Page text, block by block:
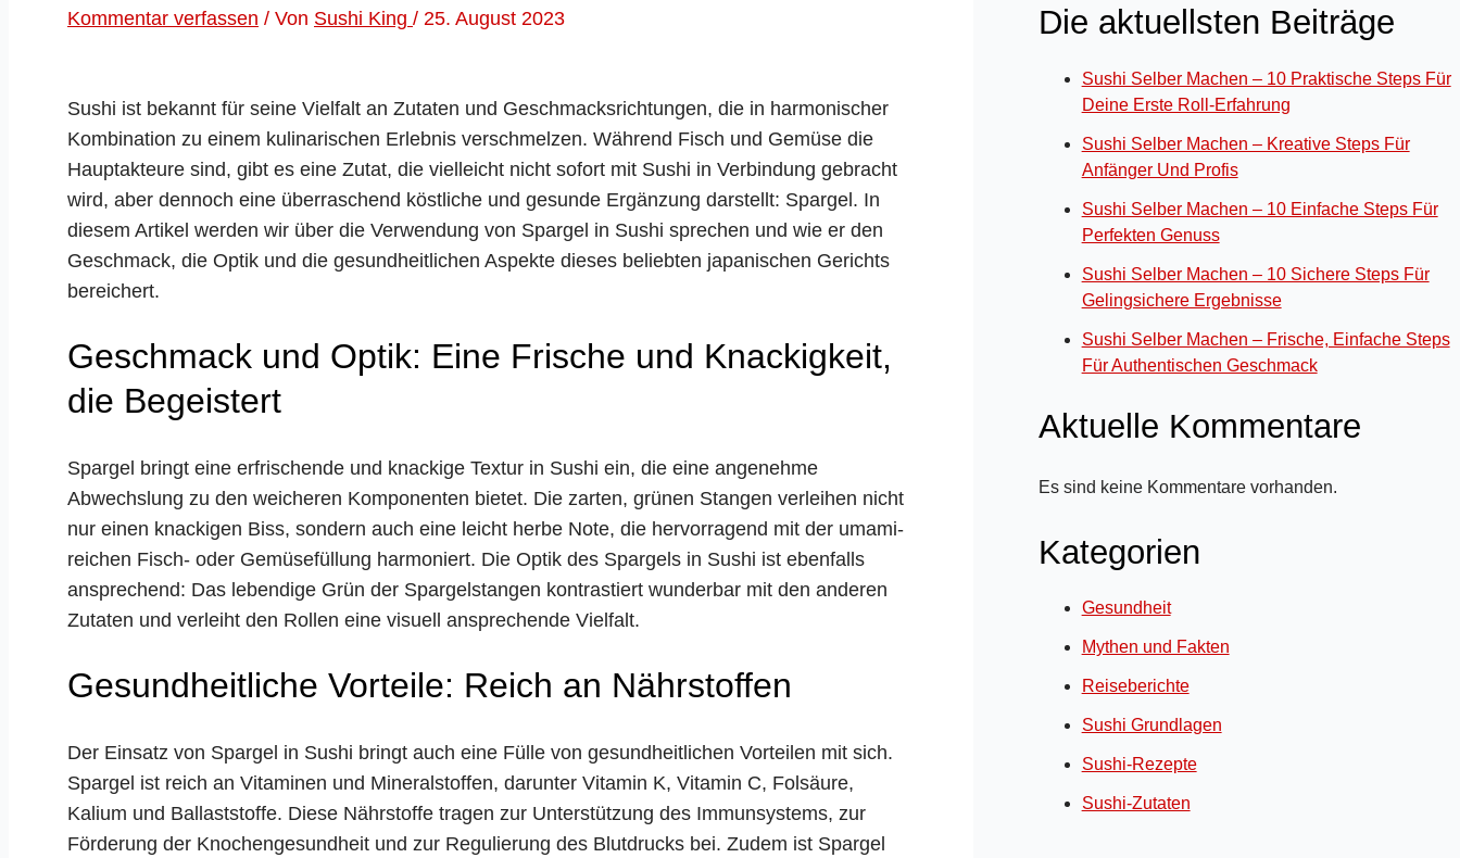
Kommentar verfassen / Von Sushi King / 25. August 2023
Sushi ist bekannt für seine Vielfalt an Zutaten und Geschmacksrichtungen, die in harmonischer
Kombination zu einem kulinarischen Erlebnis verschmelzen. Während Fisch und Gemüse die
Hauptakteure sind, gibt es eine Zutat, die vielleicht nicht sofort mit Sushi in Verbindung gebracht
wird, aber dennoch eine überraschend köstliche und gesunde Ergänzung darstellt: Spargel. In
diesem Artikel werden wir über die Verwendung von Spargel in Sushi sprechen und wie er den
Geschmack, die Optik und die gesundheitlichen Aspekte dieses beliebten japanischen Gerichts
bereichert.
Geschmack und Optik: Eine Frische und Knackigkeit,
die Begeistert
Spargel bringt eine erfrischende und knackige Textur in Sushi ein, die eine angenehme
Abwechslung zu den weicheren Komponenten bietet. Die zarten, grünen Stangen verleihen nicht
nur einen knackigen Biss, sondern auch eine leicht herbe Note, die hervorragend mit der umami-
reichen Fisch- oder Gemüsefüllung harmoniert. Die Optik des Spargels in Sushi ist ebenfalls
ansprechend: Das lebendige Grün der Spargelstangen kontrastiert wunderbar mit den anderen
Zutaten und verleiht den Rollen eine visuell ansprechende Vielfalt.
Gesundheitliche Vorteile: Reich an Nährstoffen
Der Einsatz von Spargel in Sushi bringt auch eine Fülle von gesundheitlichen Vorteilen mit sich.
Spargel ist reich an Vitaminen und Mineralstoffen, darunter Vitamin K, Vitamin C, Folsäure,
Kalium und Ballaststoffe. Diese Nährstoffe tragen zur Unterstützung des Immunsystems, zur
Förderung der Knochengesundheit und zur Regulierung des Blutdrucks bei. Zudem ist Spargel
Die aktuellsten Beiträge
Sushi Selber Machen – 10 Praktische Steps Für
Deine Erste Roll-Erfahrung
Sushi Selber Machen – Kreative Steps Für
Anfänger Und Profis
Sushi Selber Machen – 10 Einfache Steps Für
Perfekten Genuss
Sushi Selber Machen – 10 Sichere Steps Für
Gelingsichere Ergebnisse
Sushi Selber Machen – Frische, Einfache Steps
Für Authentischen Geschmack
Aktuelle Kommentare
Es sind keine Kommentare vorhanden.
Kategorien
Gesundheit
Mythen und Fakten
Reiseberichte
Sushi Grundlagen
Sushi-Rezepte
Sushi-Zutaten